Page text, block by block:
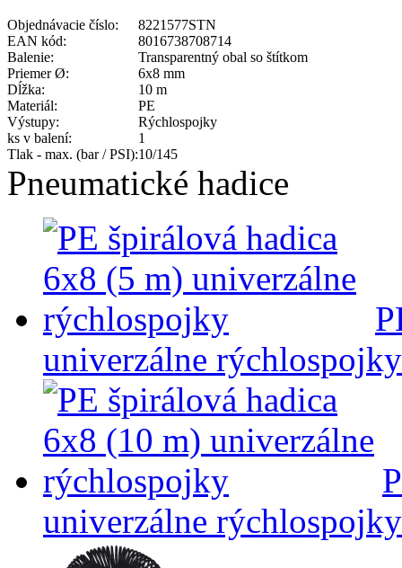
Objednávacie číslo:
8221577STN
EAN kód:
8016738708714
Balenie:
Transparentný obal so štítkom
Priemer Ø:
6x8 mm
Dĺžka:
10 m
Materiál:
PE
Výstupy:
Rýchlospojky
ks v balení:
1
Tlak - max. (bar / PSI):10/145
Pneumatické hadice
univerzálne rýchlospojky
univerzálne rýchlospojky